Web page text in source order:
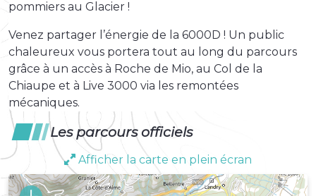
pommiers au Glacier !
Venez partager l’énergie de la 6000D ! Un public
chaleureux vous portera tout au long du parcours
grâce à un accès à Roche de Mio, au Col de la
Chiaupe et à Live 3000 via les remontées
mécaniques.
Les parcours officiels
Afficher la carte en plein écran